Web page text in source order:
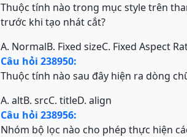
Thuộc tính nào trong mục style trên
trước khi tạo nhát cắt?
A. NormalB. Fixed sizeC. Fixed Aspect
Câu hỏi 238950:
Thuộc tính nào sau đây hiện ra dòng
A. altB. srcC. titleD. align
Câu hỏi 238956:
Nhóm bộ lọc nào cho phép thực hiện